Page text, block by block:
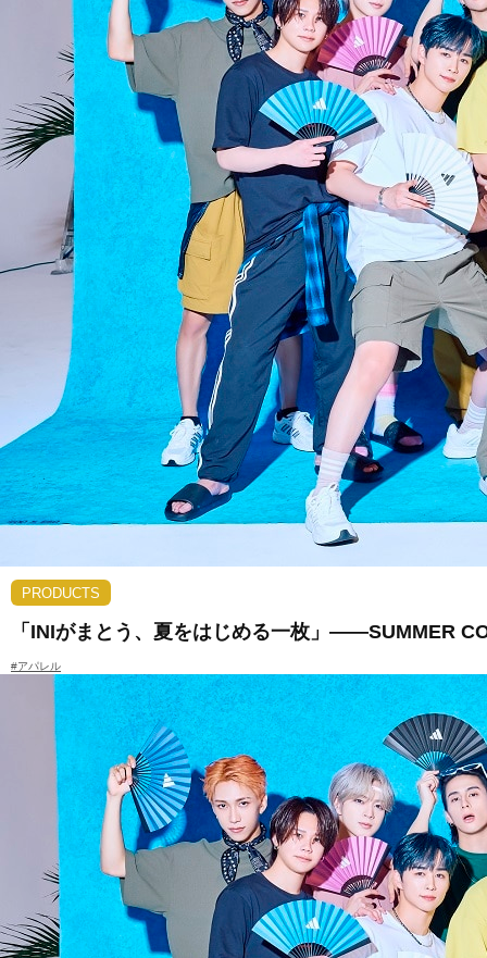
PRODUCTS
「INIがまとう、夏をはじめる一枚」――SUMMER
#アパレル